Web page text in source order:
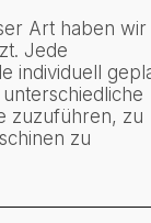
Art haben wir
Jede
individuell
zuzuführen, zu
zu